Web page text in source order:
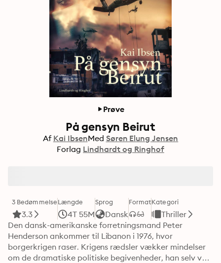
Prøve
På gensyn Beirut
Af Kai IbsenMed Søren Elung Jensen
Forlag Lindhardt og Ringhof
3 Bedømmelse
3.3
Længde
4T 55M
Sprog
Dansk
FormatKategori
Thriller
Den dansk-amerikanske forretningsmand Peter
Henderson ankommer til Libanon i 1976, hvor
borgerkrigen raser. Krigens rædsler vækker mindelser
om de dramatiske politiske begivenheder, han selv var